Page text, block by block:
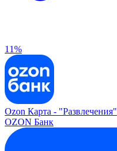
11%
Ozon Карта - "Развлечения"
OZON Банк